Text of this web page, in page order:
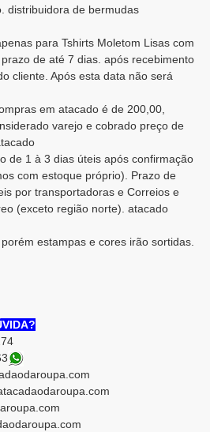
distribuidora de bermudas
para Tshirts Moletom Lisas com
de até 7 dias. após recebimento
cliente. Após esta data não será
em atacado é de 200,00,
varejo e cobrado preço de
de 1 à 3 dias úteis após confirmação
com estoque próprio). Prazo de
por transportadoras e Correios e
(exceto região norte). atacado
estampas e cores irão sortidas.
3